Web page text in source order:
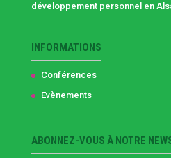
développement personnel en
INFORMATIONS
Conférences
Evènements
ABONNEZ-VOUS À NOTRE